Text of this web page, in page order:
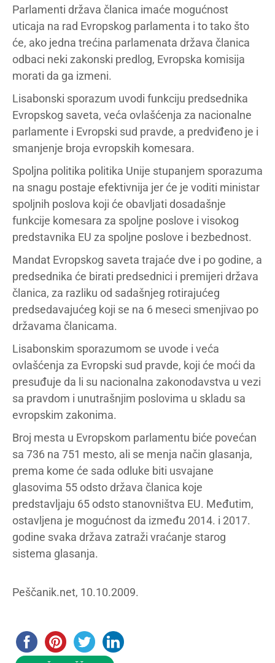
Parlamenti država članica imaće mogućnost
uticaja na rad Evropskog parlamenta i to tako što
će, ako jedna trećina parlamenata država članica
odbaci neki zakonski predlog, Evropska komisija
morati da ga izmeni.
Lisabonski sporazum uvodi funkciju predsednika
Evropskog saveta, veća ovlašćenja za nacionalne
parlamente i Evropski sud pravde, a predviđeno je i
smanjenje broja evropskih komesara.
Spoljna politika politika Unije stupanjem sporazuma
na snagu postaje efektivnija jer će je voditi ministar
spoljnih poslova koji će obavljati dosadašnje
funkcije komesara za spoljne poslove i visokog
predstavnika EU za spoljne poslove i bezbednost.
Mandat Evropskog saveta trajaće dve i po godine, a
predsednika će birati predsednici i premijeri država
članica, za razliku od sadašnjeg rotirajućeg
predsedavajućeg koji se na 6 meseci smenjivao po
državama članicama.
Lisabonskim sporazumom se uvode i veća
ovlašćenja za Evropski sud pravde, koji će moći da
presuđuje da li su nacionalna zakonodavstva u vezi
sa pravdom i unutrašnjim poslovima u skladu sa
evropskim zakonima.
Broj mesta u Evropskom parlamentu biće povećan
sa 736 na 751 mesto, ali se menja način glasanja,
prema kome će sada odluke biti usvajane
glasovima 55 odsto država članica koje
predstavljaju 65 odsto stanovništva EU. Međutim,
ostavljena je mogućnost da između 2014. i 2017.
godine svaka država zatraži vraćanje starog
sistema glasanja.
Peščanik.net, 10.10.2009.